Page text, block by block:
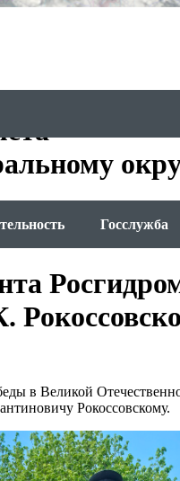
Госслужба
в Великой
Рокоссовскому.